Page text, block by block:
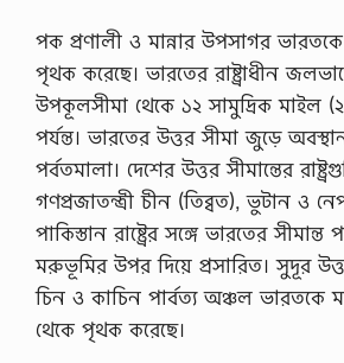
পক প্রণালী ও মান্নার উপসাগর ভারতকে
পৃথক করেছে। ভারতের রাষ্ট্রাধীন
উপকূলসীমা থেকে ১২ সামুদ্রিক মাইল
পর্যন্ত। ভারতের উত্তর সীমা জুড়ে
পর্বতমালা। দেশের উত্তর সীমান্তের
গণপ্রজাতন্ত্রী চীন (তিব্বত), ভুটান ও
পাকিস্তান রাষ্ট্রের সঙ্গে ভারতের
মরুভূমির উপর দিয়ে প্রসারিত। সুদূর
চিন ও কাচিন পার্বত্য অঞ্চল ভারতকে
থেকে পৃথক করেছে।